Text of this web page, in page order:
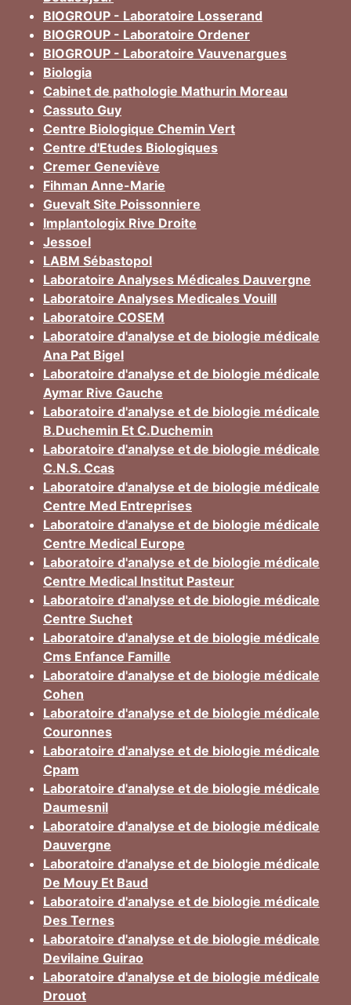
BIOGROUP - Laboratoire Losserand
BIOGROUP - Laboratoire Ordener
BIOGROUP - Laboratoire Vauvenargues
Biologia
Cabinet de pathologie Mathurin Moreau
Cassuto Guy
Centre Biologique Chemin Vert
Centre d'Etudes Biologiques
Cremer Geneviève
Fihman Anne-Marie
Guevalt Site Poissonniere
Implantologix Rive Droite
Jessoel
LABM Sébastopol
Laboratoire Analyses Médicales Dauvergne
Laboratoire Analyses Medicales Vouill
Laboratoire COSEM
Laboratoire d'analyse et de biologie médicale
Ana Pat Bigel
Laboratoire d'analyse et de biologie médicale
Aymar Rive Gauche
Laboratoire d'analyse et de biologie médicale
B.Duchemin Et C.Duchemin
Laboratoire d'analyse et de biologie médicale
C.N.S. Ccas
Laboratoire d'analyse et de biologie médicale
Centre Med Entreprises
Laboratoire d'analyse et de biologie médicale
Centre Medical Europe
Laboratoire d'analyse et de biologie médicale
Centre Medical Institut Pasteur
Laboratoire d'analyse et de biologie médicale
Centre Suchet
Laboratoire d'analyse et de biologie médicale
Cms Enfance Famille
Laboratoire d'analyse et de biologie médicale
Cohen
Laboratoire d'analyse et de biologie médicale
Couronnes
Laboratoire d'analyse et de biologie médicale
Cpam
Laboratoire d'analyse et de biologie médicale
Daumesnil
Laboratoire d'analyse et de biologie médicale
Dauvergne
Laboratoire d'analyse et de biologie médicale
De Mouy Et Baud
Laboratoire d'analyse et de biologie médicale
Des Ternes
Laboratoire d'analyse et de biologie médicale
Devilaine Guirao
Laboratoire d'analyse et de biologie médicale
Drouot